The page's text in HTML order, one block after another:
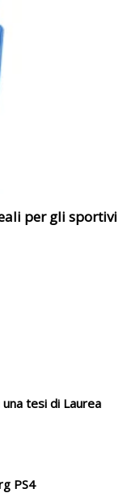
per gli sportivi
tesi di Laurea
PS4